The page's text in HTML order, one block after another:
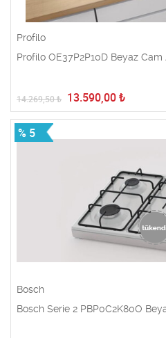
Profilo
Profilo OE37P2P10D Beyaz
14.269,50₺ 13.590,00 ₺
% 5
Bosch
Bosch Serie 2 PBP0C2K80O